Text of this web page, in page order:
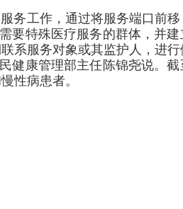
务工作，通过将服务端口前移
要特殊医疗服务的群体，并建
系服务对象或其监护人，进行
健康管理部主任陈锦尧说。截
性病患者。